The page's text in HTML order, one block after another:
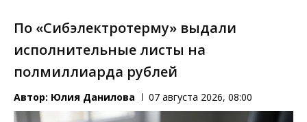
По «Сибэлектротерму» выдали
исполнительные листы на
полмиллиарда рублей
Автор: Юлия Данилова 07 августа 2026, 08:00